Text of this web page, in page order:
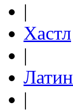
|
Хастл
|
|